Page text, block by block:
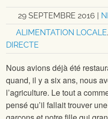
29 SEPTEMBRE 2016
ALIMENTATION LOCALE,
DIRECTE
Nous avions déjà été
quand, il y a six ans, nous
l’agriculture. Le tout a
pensé qu’il fallait trouver